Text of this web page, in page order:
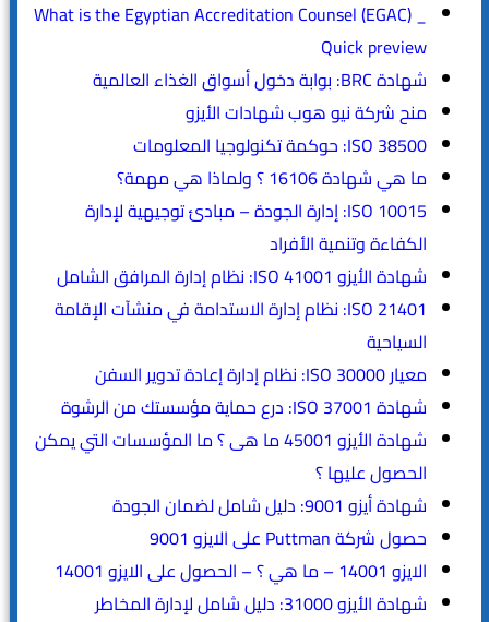
What is the Egyptian Accreditation Counsel (EGAC) _
Quick preview
شهادة BRC: بوابة دخول أسواق الغذاء العالمية
منح شركة نيو هوب شهادات الأيزو
ISO 38500: حوكمة تكنولوجيا المعلومات
ما هي شهادة 16106 ؟ ولماذا هي مهمة؟
ISO 10015: إدارة الجودة – مبادئ توجيهية لإدارة
الكفاءة وتنمية الأفراد
شهادة الأيزو ISO 41001: نظام إدارة المرافق الشامل
ISO 21401: نظام إدارة الاستدامة في منشآت الإقامة
السياحية
معيار ISO 30000: نظام إدارة إعادة تدوير السفن
شهادة ISO 37001: درع حماية مؤسستك من الرشوة
شهادة الأيزو 45001 ما هى ؟ ما المؤسسات التي يمكن
الحصول عليها ؟
شهادة أيزو 9001: دليل شامل لضمان الجودة
حصول شركة Puttman على الايزو 9001
الايزو 14001 – ما هي ؟ – الحصول على الايزو 14001
شهادة الأيزو 31000: دليل شامل لإدارة المخاطر